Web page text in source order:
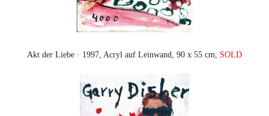
Akt der Liebe · 1997, Acryl auf Leinwand, 90 x 55 cm, SOLD